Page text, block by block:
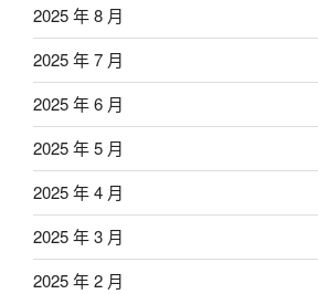
2025 年 8 月
2025 年 7 月
2025 年 6 月
2025 年 5 月
2025 年 4 月
2025 年 3 月
2025 年 2 月